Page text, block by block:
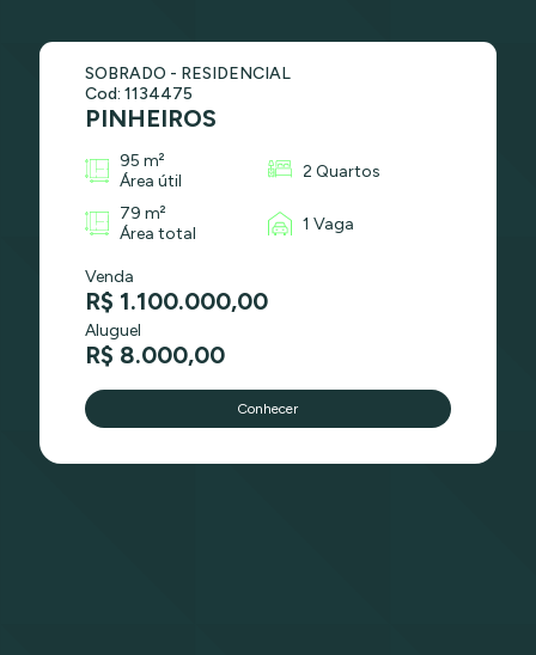
SOBRADO - RESIDENCIAL
Cod: 1134475
PINHEIROS
95 m²
Área útil
2 Quartos
79 m²
Área total
1 Vaga
Venda
R$ 1.100.000,00
Aluguel
R$ 8.000,00
Conhecer